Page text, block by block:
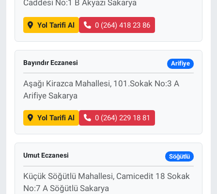
Caddesi No:1 B Akyazı Sakarya
Yol Tarifi Al 0 (264) 418 23 86
Bayındır Eczanesi Arifiye
Aşağı Kirazca Mahallesi, 101.Sokak No:3 A
Arifiye Sakarya
Yol Tarifi Al 0 (264) 229 18 81
Umut Eczanesi Söğütlü
Küçük Söğütlü Mahallesi, Camicedit 18 Sokak
No:7 A Söğütlü Sakarya